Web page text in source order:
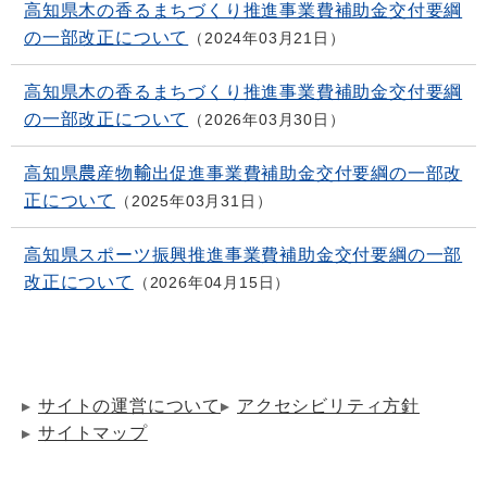
高知県木の香るまちづくり推進事業費補助金交付要綱
の一部改正について
2024年03月21日
高知県木の香るまちづくり推進事業費補助金交付要綱
の一部改正について
2026年03月30日
高知県農産物輸出促進事業費補助金交付要綱の一部改
正について
2025年03月31日
高知県スポーツ振興推進事業費補助金交付要綱の一部
改正について
2026年04月15日
サイトの運営について
アクセシビリティ方針
サイトマップ